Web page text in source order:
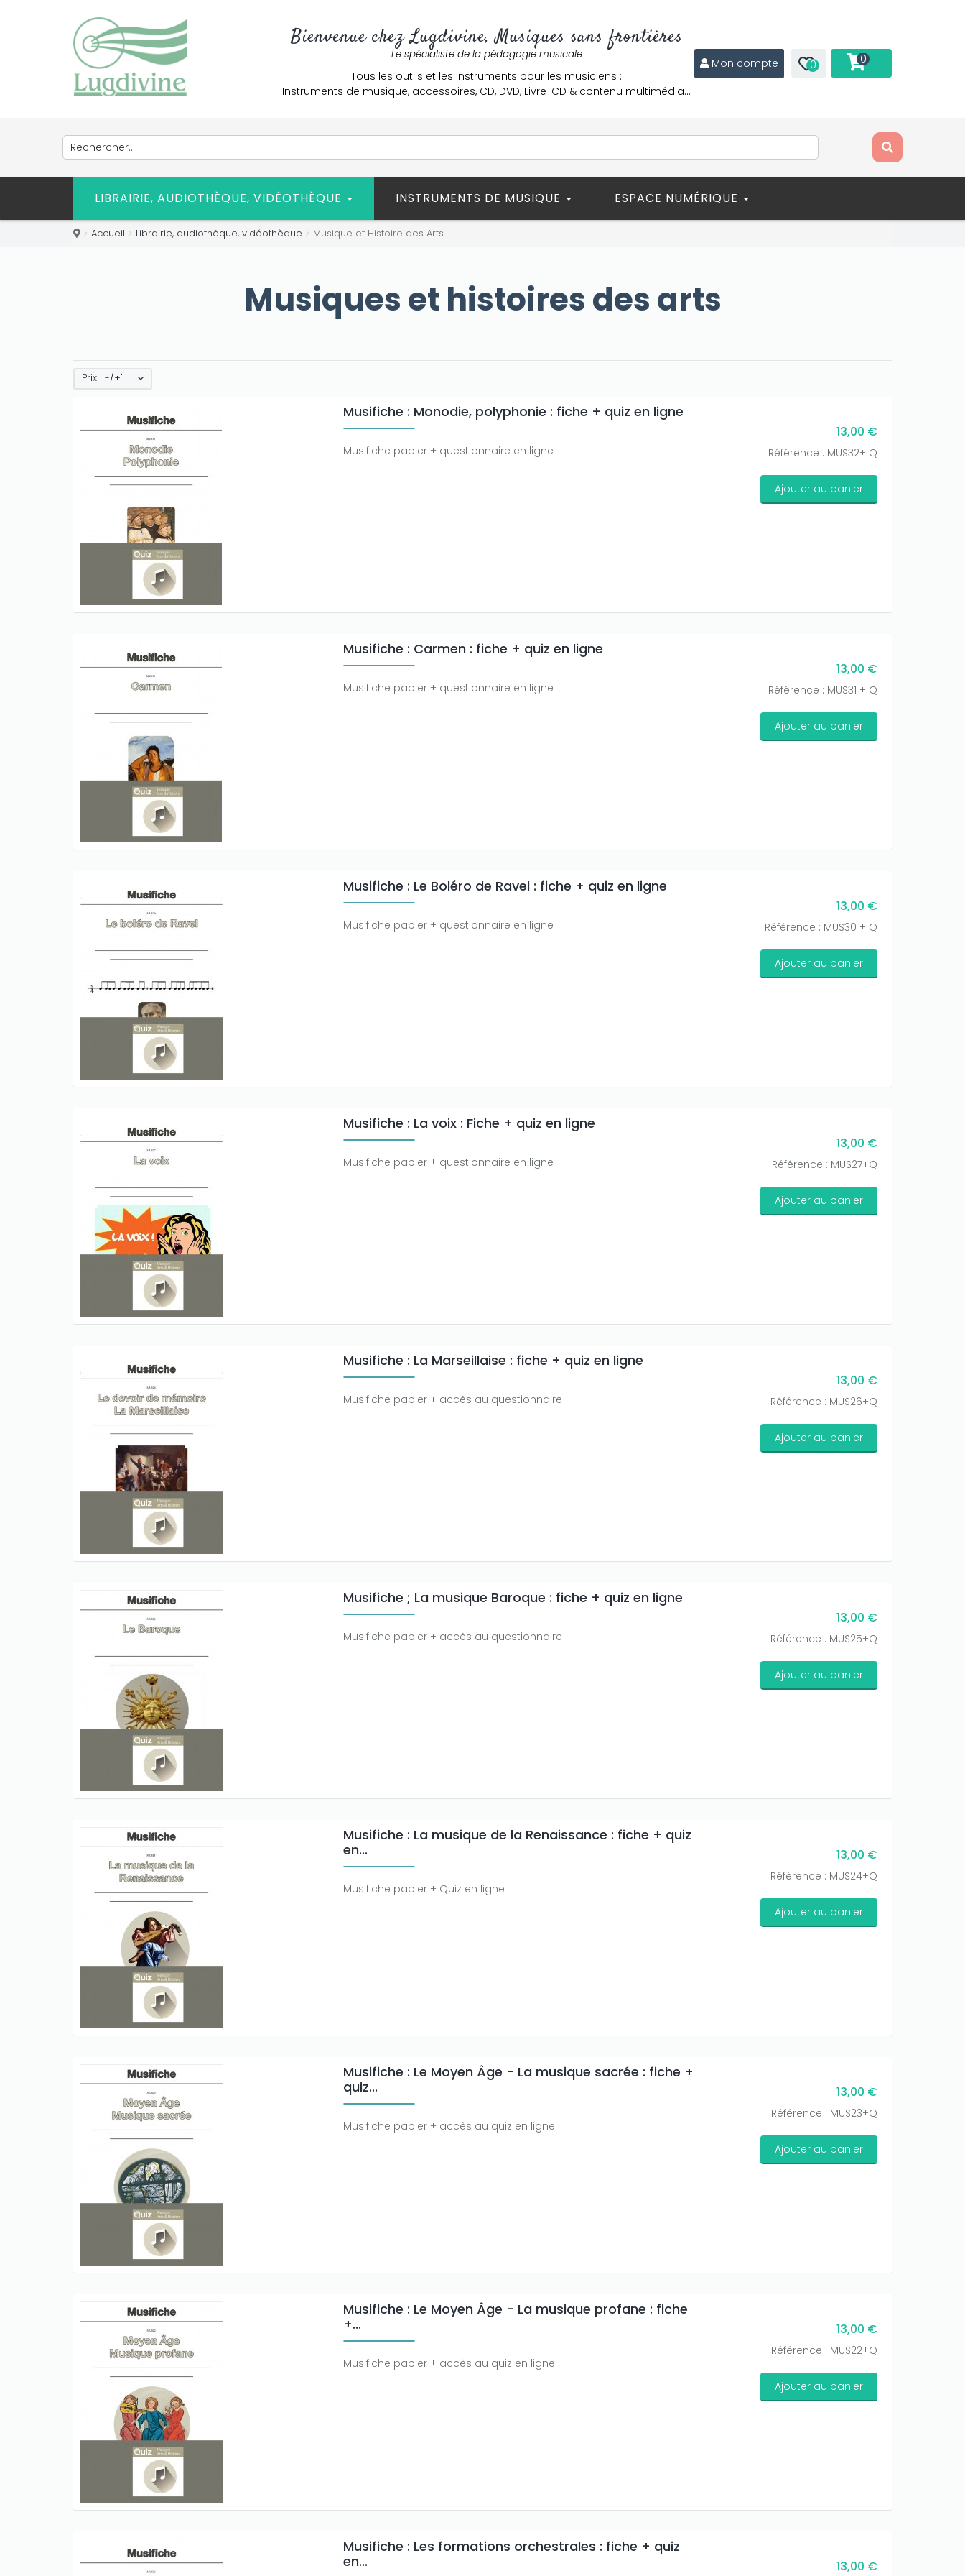
Bienvenue chez Lugdivine, Musiques sans frontières
Le spécialiste de la pédagogie musicale
Tous les outils et les instruments pour les musiciens :
Instruments de musique, accessoires, CD, DVD, Livre-CD & contenu multimédia…
Mon compte 0 0
LIBRAIRIE, AUDIOTHÈQUE, VIDÉOTHÈQUE INSTRUMENTS DE MUSIQUE ESPACE NUMÉRIQUE
Accueil Librairie, audiothèque, vidéothèque Musique et Histoire des Arts
Musiques et histoires des arts
Prix ' -/+'
Musifiche : Monodie, polyphonie : fiche + quiz en ligne
Musifiche papier + questionnaire en ligne
13,00 €
Référence : MUS32+ Q
Ajouter au panier
Musifiche : Carmen : fiche + quiz en ligne
Musifiche papier + questionnaire en ligne
13,00 €
Référence : MUS31 + Q
Ajouter au panier
Musifiche : Le Boléro de Ravel : fiche + quiz en ligne
Musifiche papier + questionnaire en ligne
13,00 €
Référence : MUS30 + Q
Ajouter au panier
Musifiche : La voix : Fiche + quiz en ligne
Musifiche papier + questionnaire en ligne
13,00 €
Référence : MUS27+Q
Ajouter au panier
Musifiche : La Marseillaise : fiche + quiz en ligne
Musifiche papier + accès au questionnaire
13,00 €
Référence : MUS26+Q
Ajouter au panier
Musifiche ; La musique Baroque : fiche + quiz en ligne
Musifiche papier + accès au questionnaire
13,00 €
Référence : MUS25+Q
Ajouter au panier
Musifiche : La musique de la Renaissance : fiche + quiz
en...
Musifiche papier + Quiz en ligne
13,00 €
Référence : MUS24+Q
Ajouter au panier
Musifiche : Le Moyen Âge - La musique sacrée : fiche +
quiz...
Musifiche papier + accès au quiz en ligne
13,00 €
Référence : MUS23+Q
Ajouter au panier
Musifiche : Le Moyen Âge - La musique profane : fiche
+...
Musifiche papier + accès au quiz en ligne
13,00 €
Référence : MUS22+Q
Ajouter au panier
Musifiche : Les formations orchestrales : fiche + quiz
en...
13,00 €